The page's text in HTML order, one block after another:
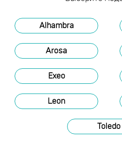
Alhambra
Arosa
Exeo
Leon
Toledo